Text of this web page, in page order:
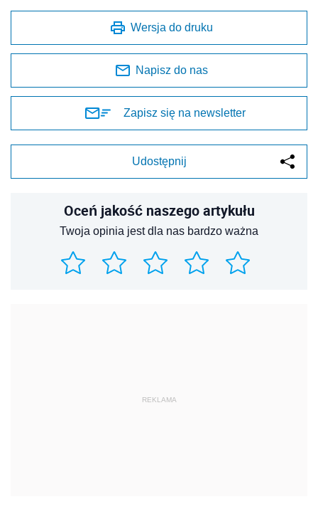
Wersja do druku
Napisz do nas
Zapisz się na newsletter
Udostępnij
Oceń jakość naszego artykułu
Twoja opinia jest dla nas bardzo ważna
REKLAMA